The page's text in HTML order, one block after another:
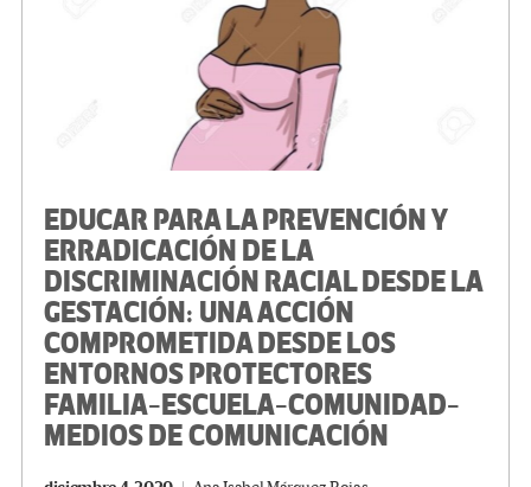
EDUCAR PARA LA PREVENCIÓN Y
ERRADICACIÓN DE LA
DISCRIMINACIÓN RACIAL DESDE LA
GESTACIÓN: UNA ACCIÓN
COMPROMETIDA DESDE LOS
ENTORNOS PROTECTORES
FAMILIA-ESCUELA-COMUNIDAD-
MEDIOS DE COMUNICACIÓN